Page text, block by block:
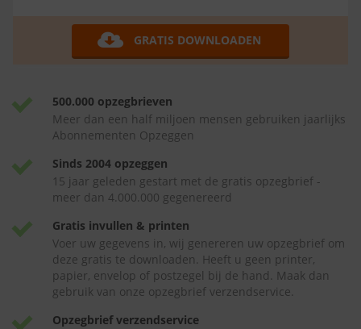
GRATIS DOWNLOADEN
500.000 opzegbrieven
Meer dan een half miljoen mensen gebruiken jaarlijks
Abonnementen Opzeggen
Sinds 2004 opzeggen
15 jaar geleden gestart met de gratis opzegbrief -
meer dan 4.000.000 gegenereerd
Gratis invullen & printen
Voer uw gegevens in, wij genereren uw opzegbrief om
deze gratis te downloaden. Heeft u geen printer,
papier, envelop of postzegel bij de hand. Maak dan
gebruik van onze opzegbrief verzendservice.
Opzegbrief verzendservice